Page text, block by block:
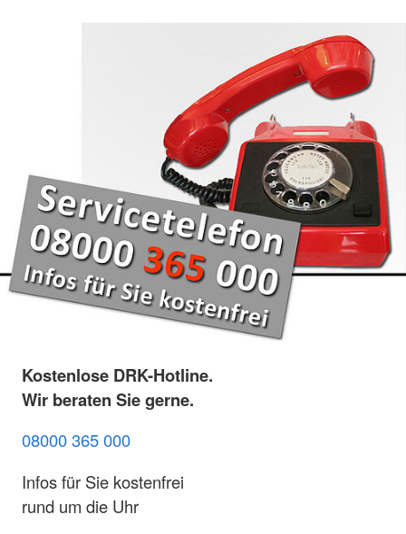
Kostenlose DRK-Hotline.
Wir beraten Sie gerne.
08000 365 000
Infos für Sie kostenfrei
rund um die Uhr